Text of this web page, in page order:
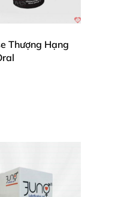
Thượng Hạng